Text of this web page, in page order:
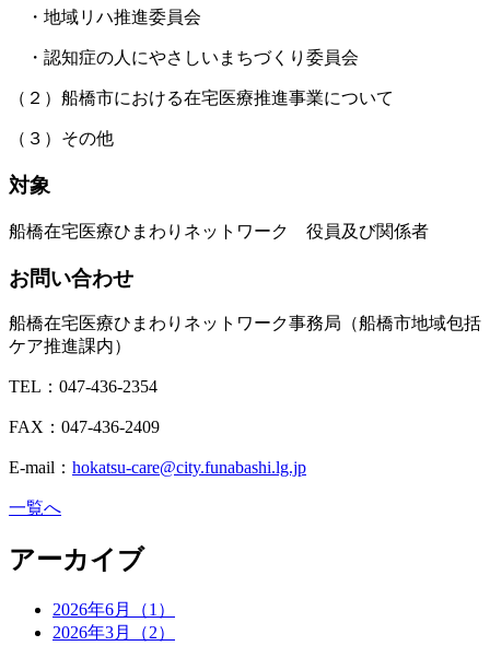
・地域リハ推進委員会
・認知症の人にやさしいまちづくり委員会
（２）船橋市における在宅医療推進事業について
（３）その他
対象
船橋在宅医療ひまわりネットワーク 役員及び関係者
お問い合わせ
船橋在宅医療ひまわりネットワーク事務局（船橋市地域包括
ケア推進課内）
TEL：047-436-2354
FAX：047-436-2409
E-mail： hokatsu-care@city.funabashi.lg.jp
一覧へ
アーカイブ
2026年6月（1）
2026年3月（2）